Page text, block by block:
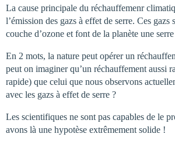
La cause principale du réchauffemenr
l’émission des gazs à effet de serre. Ces gazs
couche d’ozone et font de la planète une
En 2 mots, la nature peut opérer un
peut on imaginer qu’un réchauffement aussi
rapide) que celui que nous observons
avec les gazs à effet de serre ?
Les scientifiques ne sont pas capables de le
avons là une hypotèse extrêmement solide !